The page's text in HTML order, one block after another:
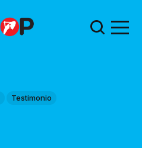
Testimonio